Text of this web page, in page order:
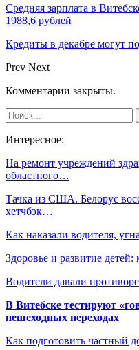
Средняя зарплата в
1988,6 рублей
Кредиты в декабре могут
Prev Next
Комментарии закрыты.
Интересное:
На ремонт учреждений
областного…
Тачка из США. Белорус
хетчбэк…
Как наказали водителя,
Здоровье и развитие
Водители давали
В Витебске тестируют
пешеходных переходах
Как подготовить частный